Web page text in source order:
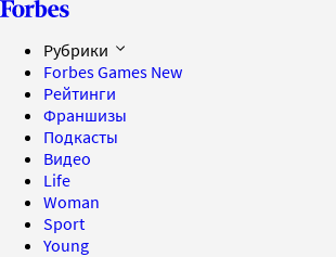
Рубрики
Forbes Games New
Рейтинги
Франшизы
Подкасты
Видео
Life
Woman
Sport
Young